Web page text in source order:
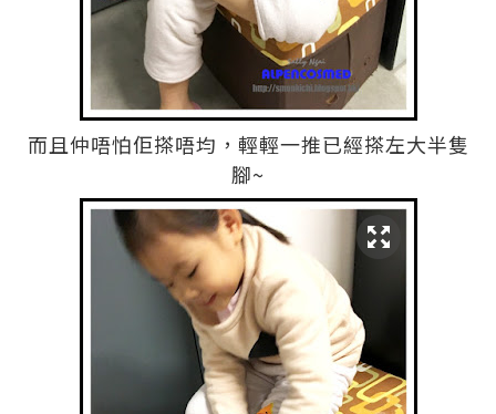
而且仲唔怕佢搽唔均，輕輕一推已經搽左大半隻
腳~